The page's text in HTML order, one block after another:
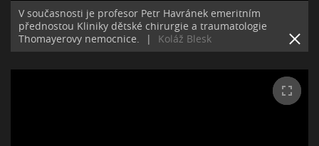
V současnosti je profesor Petr Havránek emeritním
přednostou Kliniky dětské chirurgie a traumatologie
Thomayerovy nemocnice.
| Koláž Blesk